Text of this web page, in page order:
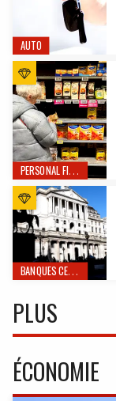
AUTO
PERSONAL FINANCE
BANQUES CENTRALES
PLUS
ÉCONOMIE